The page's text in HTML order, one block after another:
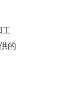
工
的